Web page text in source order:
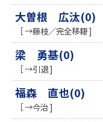
大曽根 広汰(0)
［ →藤枝／完全移籍 ]
梁 勇基(0)
［ →引退 ]
福森 直也(0)
［ →今治 ]